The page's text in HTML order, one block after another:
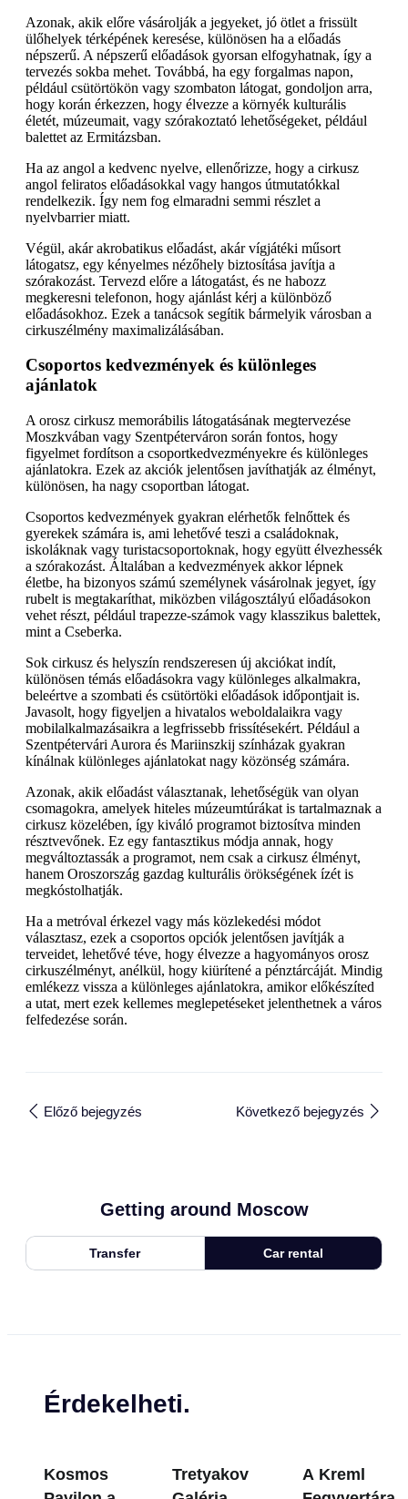
Azonak, akik előre vásárolják a jegyeket, jó ötlet a frissült
ülőhelyek térképének keresése, különösen ha a előadás
népszerű. A népszerű előadások gyorsan elfogyhatnak, így a
tervezés sokba mehet. Továbbá, ha egy forgalmas napon,
például csütörtökön vagy szombaton látogat, gondoljon arra,
hogy korán érkezzen, hogy élvezze a környék kulturális
életét, múzeumait, vagy szórakoztató lehetőségeket, például
balettet az Ermitázsban.
Ha az angol a kedvenc nyelve, ellenőrizze, hogy a cirkusz
angol feliratos előadásokkal vagy hangos útmutatókkal
rendelkezik. Így nem fog elmaradni semmi részlet a
nyelvbarrier miatt.
Végül, akár akrobatikus előadást, akár vígjátéki műsort
látogatsz, egy kényelmes nézőhely biztosítása javítja a
szórakozást. Tervezd előre a látogatást, és ne habozz
megkeresni telefonon, hogy ajánlást kérj a különböző
előadásokhoz. Ezek a tanácsok segítik bármelyik városban a
cirkuszélmény maximalizálásában.
Csoportos kedvezmények és különleges
ajánlatok
A orosz cirkusz memorábilis látogatásának megtervezése
Moszkvában vagy Szentpéterváron során fontos, hogy
figyelmet fordítson a csoportkedvezményekre és különleges
ajánlatokra. Ezek az akciók jelentősen javíthatják az élményt,
különösen, ha nagy csoportban látogat.
Csoportos kedvezmények gyakran elérhetők felnőttek és
gyerekek számára is, ami lehetővé teszi a családoknak,
iskoláknak vagy turistacsoportoknak, hogy együtt élvezhessék
a szórakozást. Általában a kedvezmények akkor lépnek
életbe, ha bizonyos számú személynek vásárolnak jegyet, így
rubelt is megtakaríthat, miközben világosztályú előadásokon
vehet részt, például trapezze-számok vagy klasszikus balettek,
mint a Cseberka.
Sok cirkusz és helyszín rendszeresen új akciókat indít,
különösen témás előadásokra vagy különleges alkalmakra,
beleértve a szombati és csütörtöki előadások időpontjait is.
Javasolt, hogy figyeljen a hivatalos weboldalaikra vagy
mobilalkalmazásaikra a legfrissebb frissítésekért. Például a
Szentpétervári Aurora és Mariinszkij színházak gyakran
kínálnak különleges ajánlatokat nagy közönség számára.
Azonak, akik előadást választanak, lehetőségük van olyan
csomagokra, amelyek hiteles múzeumtúrákat is tartalmaznak a
cirkusz közelében, így kiváló programot biztosítva minden
résztvevőnek. Ez egy fantasztikus módja annak, hogy
megváltoztassák a programot, nem csak a cirkusz élményt,
hanem Oroszország gazdag kulturális örökségének ízét is
megkóstolhatják.
Ha a metróval érkezel vagy más közlekedési módot
választasz, ezek a csoportos opciók jelentősen javítják a
terveidet, lehetővé téve, hogy élvezze a hagyományos orosz
cirkuszélményt, anélkül, hogy kiürítené a pénztárcáját. Mindig
emlékezz vissza a különleges ajánlatokra, amikor előkészíted
a utat, mert ezek kellemes meglepetéseket jelenthetnek a város
felfedezése során.
Előző bejegyzés Következő bejegyzés
Getting around Moscow
Transfer Car rental
Érdekelheti.
Kosmos
Tretyakov
A Kreml